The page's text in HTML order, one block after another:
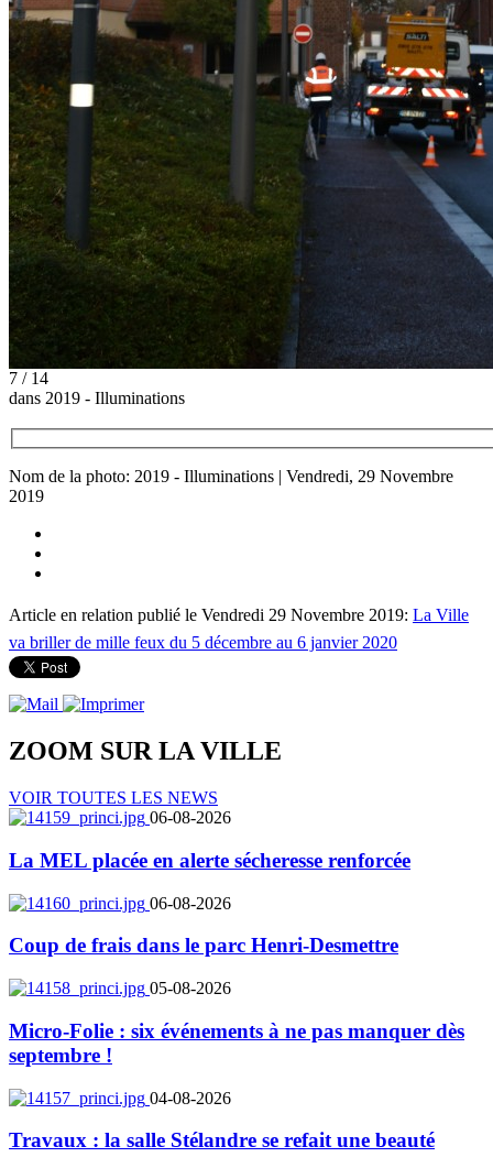
7 / 14
dans 2019 - Illuminations
Nom de la photo: 2019 - Illuminations | Vendredi, 29 Novembre
2019
Article en relation publié le Vendredi 29 Novembre 2019: La Ville
va briller de mille feux du 5 décembre au 6 janvier 2020
ZOOM SUR LAVILLE
VOIR TOUTES LES NEWS
06-08-2026
La MEL placée en alerte sécheresse renforcée
06-08-2026
Coup de frais dans le parc Henri-Desmettre
05-08-2026
Micro-Folie : six événements à ne pas manquer dès
septembre !
04-08-2026
Travaux : la salle Stélandre se refait une beauté